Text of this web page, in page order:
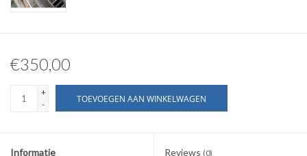
€350,00
+
-
TOEVOEGEN AAN WINKELWAGEN
Informatie Reviews (0)